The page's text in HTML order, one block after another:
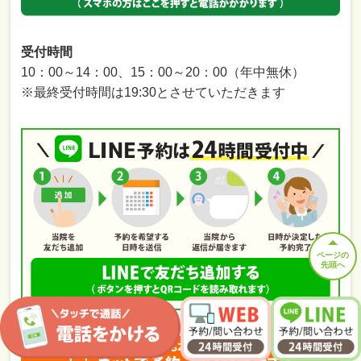
受付時間
10：00～14：00、15：00～20：00（年中無休）
※最終受付時間は19:30とさせていただきます
ページの
先頭へ